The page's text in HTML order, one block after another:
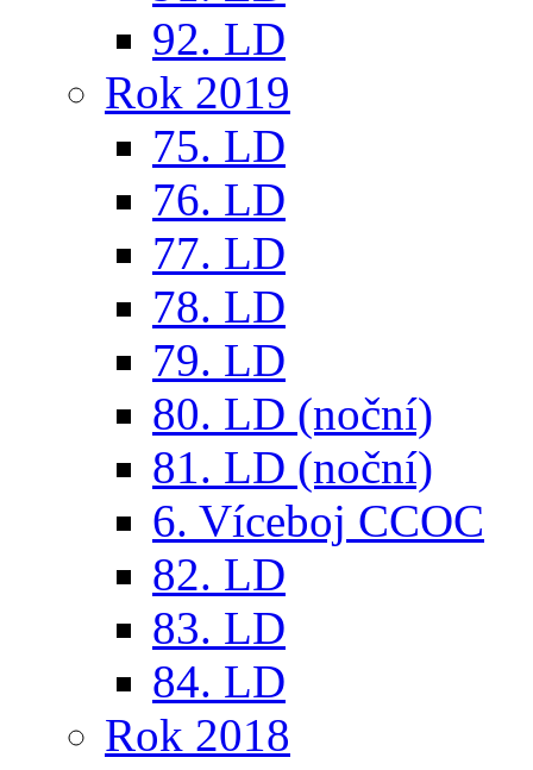
92. LD
Rok 2019
75. LD
76. LD
77. LD
78. LD
79. LD
80. LD (noční)
81. LD (noční)
6. Víceboj CCOC
82. LD
83. LD
84. LD
Rok 2018